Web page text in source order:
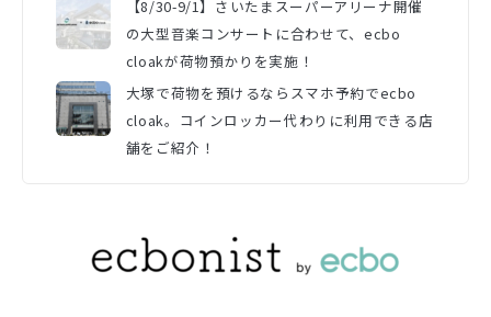
【8/30-9/1】さいたまスーパーアリーナ開催
の大型音楽コンサートに合わせて、ecbo
cloakが荷物預かりを実施！
大塚で荷物を預けるならスマホ予約でecbo
cloak。コインロッカー代わりに利用できる店
舗をご紹介！